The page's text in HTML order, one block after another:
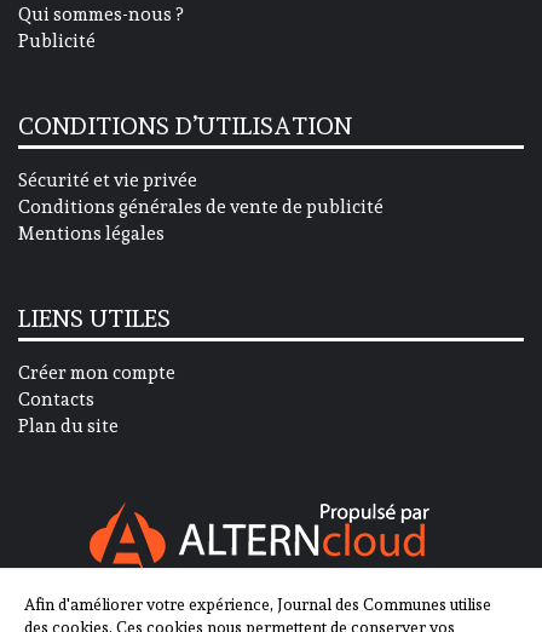
Qui sommes-nous ?
Publicité
CONDITIONS D’UTILISATION
Sécurité et vie privée
Conditions générales de vente de publicité
Mentions légales
LIENS UTILES
Créer mon compte
Contacts
Plan du site
SUIVEZ-NOUS SUR
Afin d'améliorer votre expérience, Journal des Communes utilise
des cookies. Ces cookies nous permettent de conserver vos